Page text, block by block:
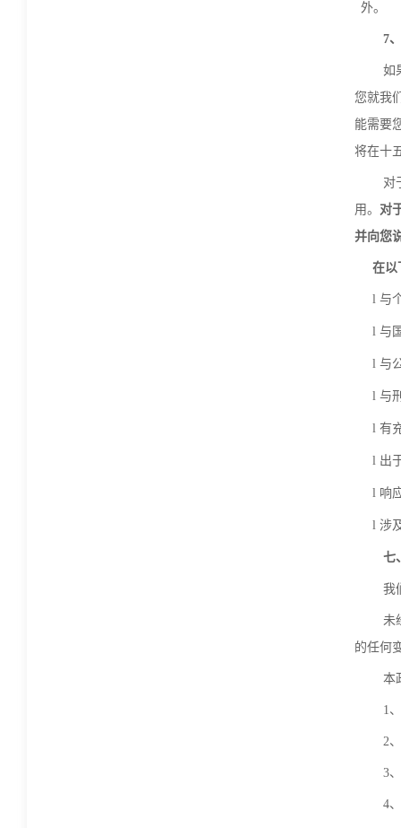
外。
7
如
您就我
能需要
将在十
对
用。 对
并向您
在以
l 与
l 与
l 与
l 与
l 有
l 出
l 响
l 涉
七
我
未
的任何
本
1
2
3
4